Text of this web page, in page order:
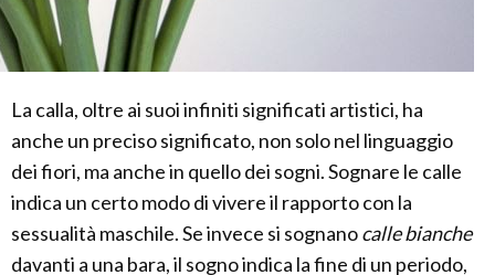
La calla, oltre ai suoi infiniti significati artistici, ha
anche un preciso significato, non solo nel linguaggio
dei fiori, ma anche in quello dei sogni. Sognare le calle
indica un certo modo di vivere il rapporto con la
sessualità maschile. Se invece si sognanocalle bianche
davanti a una bara, il sogno indica la fine di un periodo,